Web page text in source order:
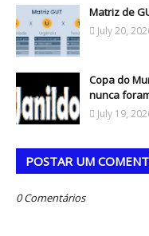
Matriz de
July 20,
Copa do
nunca
July 19,
POSTAR UM
0 Comentários